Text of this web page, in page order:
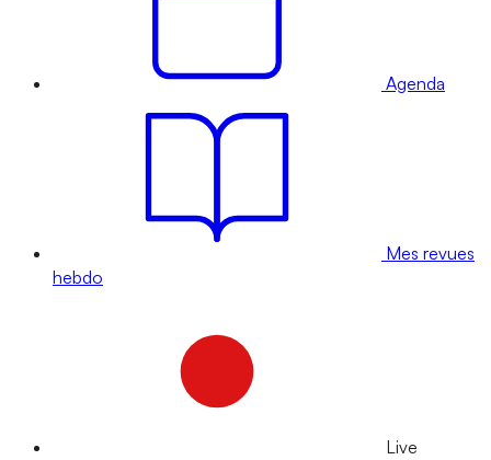
Agenda
Mes revues
hebdo
Live